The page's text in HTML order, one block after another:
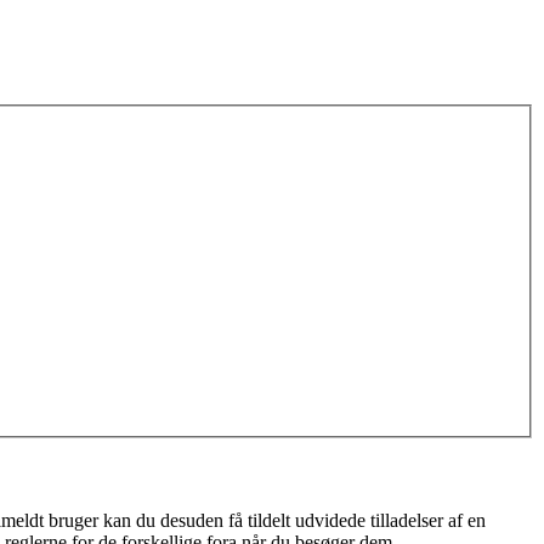
bruger kan du desuden få tildelt udvidede tilladelser af en